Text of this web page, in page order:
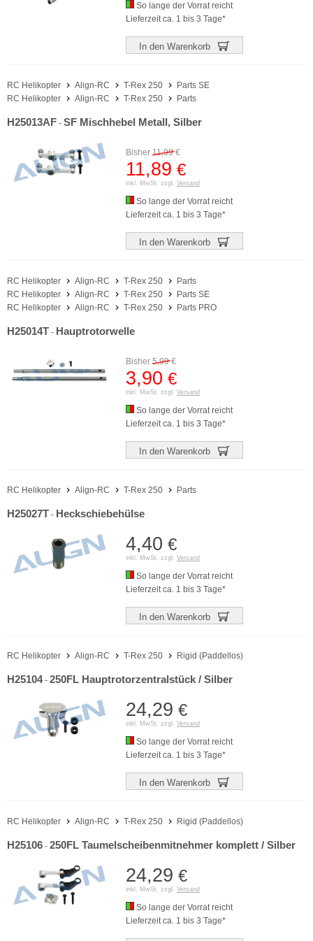
So lange der Vorrat reicht
Lieferzeit ca. 1 bis 3 Tage*
In den Warenkorb
RC Helikopter Align-RC T-Rex 250
Parts SE
RC Helikopter
Align-RC T-Rex 250 Parts
H25013AF - SF Mischhebel Metall, Silber
Bisher 11,99€
11,89 €
inkl. MwSt. zzgl. Versand
So lange der Vorrat reicht
Lieferzeit ca. 1 bis 3 Tage*
In den Warenkorb
RC Helikopter Align-RC T-Rex 250
Parts
RC Helikopter
Align-RC T-Rex 250
Parts SE
RC Helikopter
Align-RC T-Rex 250 Parts PRO
H25014T - Hauptrotorwelle
Bisher 5,99€
3,90 €
inkl. MwSt. zzgl. Versand
So lange der Vorrat reicht
Lieferzeit ca. 1 bis 3 Tage*
In den Warenkorb
RC Helikopter Align-RC T-Rex 250 Parts
H25027T - Heckschiebehülse
4,40 €
inkl. MwSt. zzgl. Versand
So lange der Vorrat reicht
Lieferzeit ca. 1 bis 3 Tage*
In den Warenkorb
RC Helikopter Align-RC T-Rex 250 Rigid (Paddellos)
H25104- 250FL Hauptrotorzentralstück / Silber
24,29 €
inkl. MwSt. zzgl. Versand
So lange der Vorrat reicht
Lieferzeit ca. 1 bis 3 Tage*
In den Warenkorb
RC Helikopter Align-RC T-Rex 250 Rigid (Paddellos)
H25106 - 250FL Taumelscheibenmitnehmer komplett / Silber
24,29 €
inkl. MwSt. zzgl. Versand
So lange der Vorrat reicht
Lieferzeit ca. 1 bis 3 Tage*